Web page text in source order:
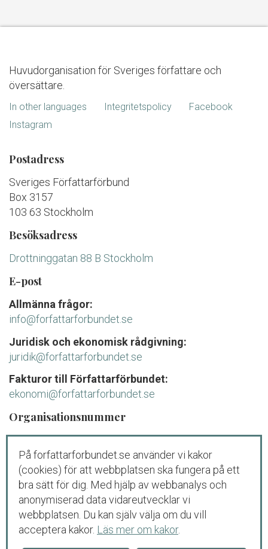
Huvudorganisation för Sveriges författare och
översättare.
In other languages Integritetspolicy
Facebook
Instagram
Postadress
Sveriges Författarförbund
Box 3157
103 63 Stockholm
Besöksadress
Drottninggatan 88 B Stockholm
E-post
Allmänna frågor:
info@forfattarforbundet.se
Juridisk och ekonomisk rådgivning:
juridik@forfattarforbundet.se
Fakturor till Författarförbundet:
ekonomi@forfattarforbundet.se
Organisationsnummer
802004-7687
Telefon
Växeln:08-545 132 00
Tisdag-fredag: 09.00-11.00
Juridisk och ekonomisk rådgivning för
medlemmar och debutanter:
På forfattarforbundet.se använder vi kakor
(cookies) för att webbplatsen ska fungera på ett
bra sätt för dig. Med hjälp av webbanalys och
anonymiserad data vidareutvecklar vi
webbplatsen. Du kan själv välja om du vill
acceptera kakor. Läs mer om kakor.